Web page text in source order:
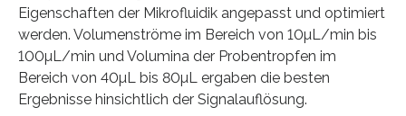
Eigenschaften der Mikrofluidik angepasst und optimiert
werden. Volumenströme im Bereich von 10µL/min bis
100µL/min und Volumina der Probentropfen im
Bereich von 40µL bis 80µL ergaben die besten
Ergebnisse hinsichtlich der Signalauflösung.